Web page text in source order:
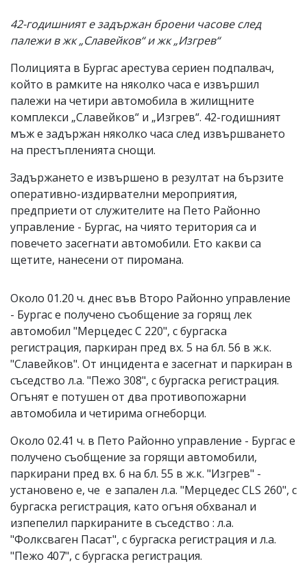
тях!
Ако
откриете
за
вас
моля
сигнализирайте
ни!
42-годишният е задържан броени часове след
палежи в жк „Славейков“ и жк „Изгрев“
Полицията в Бургас арестува сериен подпалвач,
който в рамките на няколко часа е извършил
палежи на четири автомобила в жилищните
комплекси „Славейков“ и „Изгрев“. 42-годишният
мъж е задържан няколко часа след извършването
на престъпленията снощи.
Задържането е извършено в резултат на бързите
оперативно-издирвателни мероприятия,
предприети от служителите на Пето Районно
управление - Бургас, на чиято територия са и
повечето засегнати автомобили. Ето какви са
щетите, нанесени от пиромана.
Около 01.20 ч. днес във Второ Районно управление
- Бургас е получено съобщение за горящ лек
автомобил "Мерцедес С 220", с бургаска
регистрация, паркиран пред вх. 5 на бл. 56 в ж.к.
"Славейков". От инцидента е засегнат и паркиран в
съседство л.а. "Пежо 308", с бургаска регистрация.
Огънят е потушен от два противопожарни
автомобила и четирима огнеборци.
Около 02.41 ч. в Пето Районно управление - Бургас е
получено съобщение за горящи автомобили,
паркирани пред вх. 6 на бл. 55 в ж.к. "Изгрев" -
установено е, че е запален л.а. "Мерцедес CLS 260", с
бургаска регистрация, като огъня обхванал и
изпепелил паркираните в съседство : л.а.
"Фолксваген Пасат", с бургаска регистрация и л.а.
"Пежо 407", с бургаска регистрация.